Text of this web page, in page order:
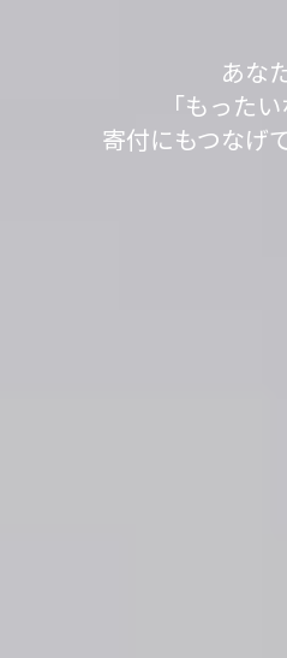
「もったい
世界
「ありがとう」に
不用品を送って1,000L分
水をきれいにする
取り組みを
あな
「もった
寄付にもつなげ
あなたの不用品が世界
す
「もったいな
身の回りのスッキリが社
今日も
見知らぬ誰
生まれ
「もったい
世界
「ありがとう」に
不用品を送って1,000L分
水をきれいにする
取り組みを